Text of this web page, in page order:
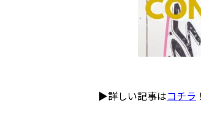
▶詳しい記事はコチラ ！